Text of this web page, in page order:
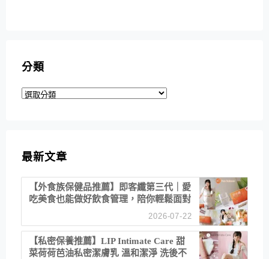
分類
分
最新文章
【外食族保健品推薦】即客纖第三代｜愛
吃美食也能做好飲食管理，陪你輕鬆面對
2026-07-22
【私密保養推薦】LIP Intimate Care 甜
菜荷荷芭油私密潔膚乳 溫和潔淨 洗後不